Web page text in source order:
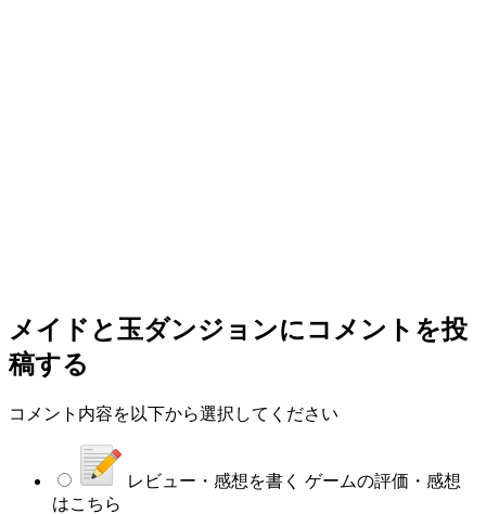
メイドと玉ダンジョンにコメントを投
稿する
コメント内容を以下から選択してください
レビュー・感想を書く ゲームの評価・感想
はこちら